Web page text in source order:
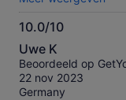
how these
that he enjoys his
10.0/10
10.0
van
10
Uwe K
Beoordeeld op
22 nov 2023
Germany